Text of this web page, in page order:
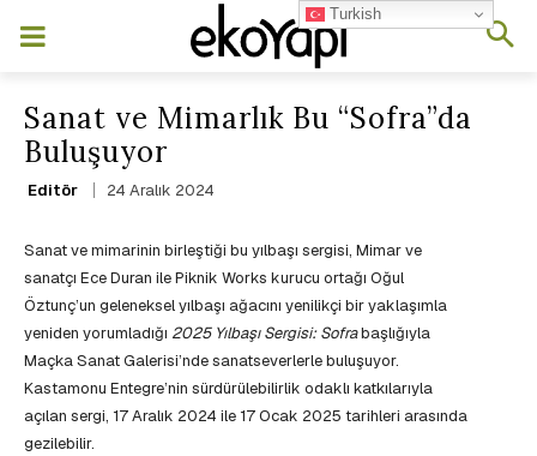
Sanat ve Mimarlık Bu “Sofra”da
Buluşuyor
Editör 24 Aralık 2024
Sanat ve mimarinin birleştiği bu yılbaşı sergisi, Mimar ve
sanatçı Ece Duran ile Piknik Works kurucu ortağı Oğul
Öztunç’un geleneksel yılbaşı ağacını yenilikçi bir yaklaşımla
yeniden yorumladığı 2025 Yılbaşı Sergisi: Sofrabaşlığıyla
Maçka Sanat Galerisi’nde sanatseverlerle buluşuyor.
Kastamonu Entegre’nin sürdürülebilirlik odaklı katkılarıyla
açılan sergi, 17 Aralık 2024 ile 17 Ocak 2025 tarihleri arasında
gezilebilir.
Turkish